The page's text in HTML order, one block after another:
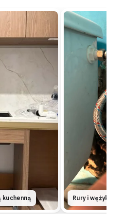
wilgocią, choć
starego pionu pod
—
źródło wycieku
zabudowy
rozbierania zabudowy
stać do kostek po
podejście prysznicowe i
—
odpływ naprawiliśmy
na miejscu
kuchenną Rury i wężyk